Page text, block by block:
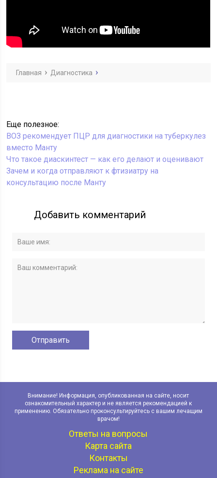
Главная Диагностика
Еще полезное:
ВОЗ рекомендует ПЦР для диагностики на туберкулез
вместо Манту
Что такое диаскинтест — как его делают и оценивают
Зачем и когда отправляют к фтизиатру на
консультацию после Манту
Добавить комментарий
Внимание! Информация, опубликованная на сайте, носит
ознакомительный характер и не является рекомендацией к
применению. Обязательно проконсультируйтесь с вашим лечащим
врачом!
Ответы на вопросы
Карта сайта
Контакты
Реклама на сайте